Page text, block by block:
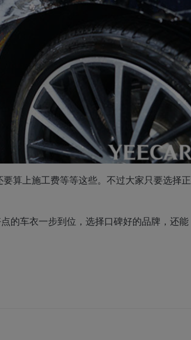
算上施工费等等这些。不过大家只要选择正
的车衣一步到位，选择口碑好的品牌，还能